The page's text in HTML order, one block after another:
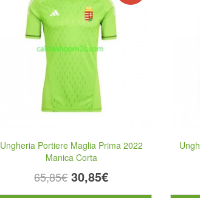
Ungheria Portiere Maglia Prima 2022
Manica Corta
65,85€ 30,85€